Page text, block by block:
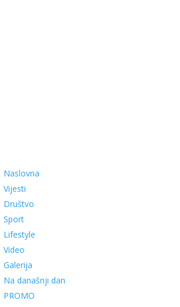
Naslovna
Vijesti
Društvo
Sport
Lifestyle
Video
Galerija
Na današnji dan
PROMO